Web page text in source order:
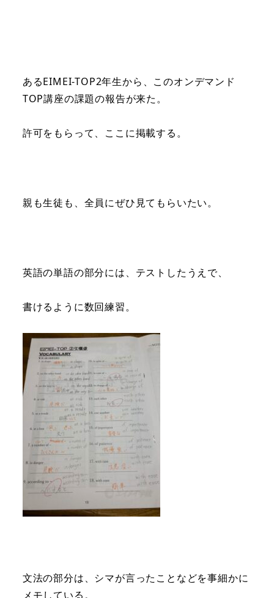
あるEIMEI-TOP2年生から、このオンデマンド
TOP講座の課題の報告が来た。
許可をもらって、ここに掲載する。
親も生徒も、全員にぜひ見てもらいたい。
英語の単語の部分には、テストしたうえで、
書けるように数回練習。
文法の部分は、シマが言ったことなどを事細かに
メモしている。